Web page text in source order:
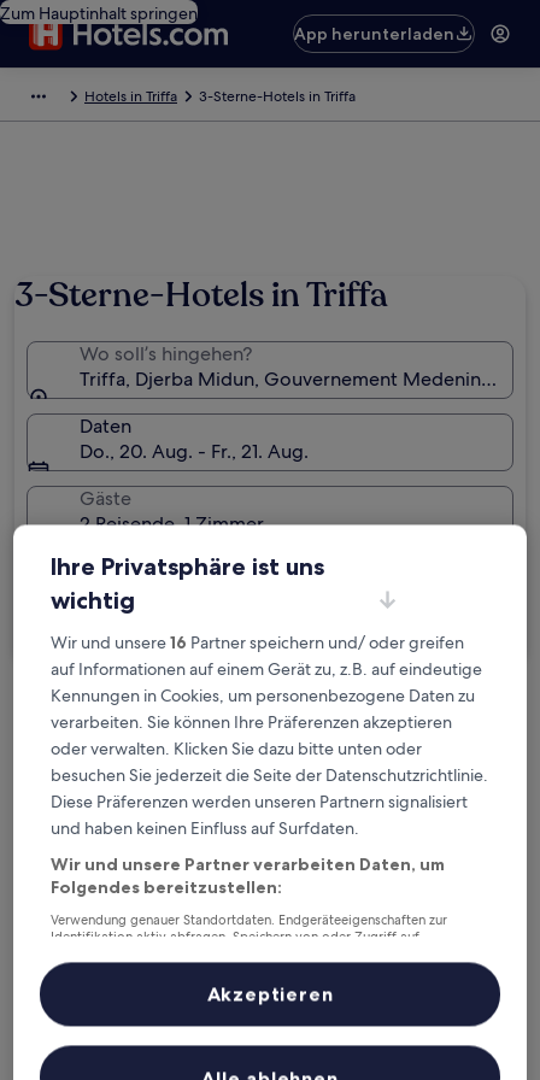
Zum Hauptinhalt springen
App herunterladen
Hotels in Triffa 3-Sterne-Hotels in Triffa
3-Sterne-Hotels in Triffa
Wo soll’s hingehen?
Triffa, Djerba Midun, Gouvernement Medenine,
Daten
Do., 20. Aug. - Fr., 21. Aug.
Gäste
2 Reisende, 1 Zimmer
Ich reise geschäftlich
Kostenlose Stornierung bei
Planänderungen
Verdiene Prämien für jede
wahrgenommene Übernachtung
Mehr sparen mit Preisen für Mitglieder
Überprüfe die Preise für diese Daten
Heute
Morgen
Ihre Privatsphäre ist uns
wichtig
Wir und unsere16 Partner speichern und/ oder greifen
auf Informationen auf einem Gerät zu, z.B. auf eindeutige
Kennungen in Cookies, um personenbezogene Daten zu
verarbeiten. Sie können Ihre Präferenzen akzeptieren
oder verwalten. Klicken Sie dazu bitte unten oder
besuchen Sie jederzeit die Seite der Datenschutzrichtlinie.
Diese Präferenzen werden unseren Partnern signalisiert
und haben keinen Einfluss auf Surfdaten.
Wir und unsere Partner verarbeiten Daten, um
Folgendes bereitzustellen:
Verwendung genauer Standortdaten. Endgeräteeigenschaften zur
Identifikation aktiv abfragen. Speichern von oder Zugriff auf
Inhalte, Messung von Werbeleistung und der Performance von Inhalten,
Zielgruppenforschung sowie Entwicklung und Verbesserung von
Liste der Partner (Lieferanten)
Akzeptieren